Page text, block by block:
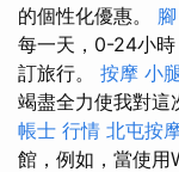
的個性化優惠。
每一天，0-24小
訂旅行。 按摩 小
竭盡全力使我對這
帳士 行情 北屯按
館，例如，當使用